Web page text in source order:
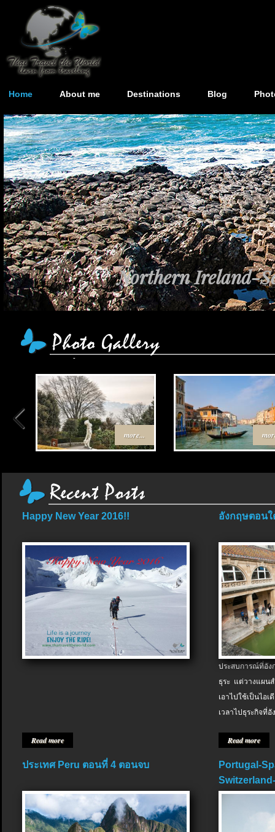
Home About me Destinations Blog
Northern Ireland-
more...
Happy New Year 2016!!
Read more
อังกฤษตอนใ
ประสบการณ์ที่อัง
ธุระ แต่วางแผน
เอาไปใช้เป็นไอ
เวลาไปธุระกิจที่อั
Read more
ประเทศ Peru ตอนที่ 4 ตอนจบ
Portugal-